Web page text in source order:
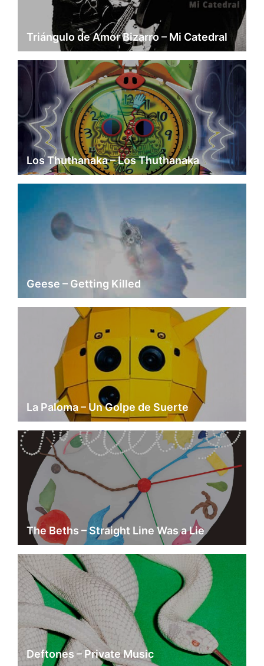
Triángulo de Amor Bizarro – Mi Catedral
Los Thuthanaka – Los Thuthanaka
Geese – Getting Killed
La Paloma – Un Golpe de Suerte
The Beths – Straight Line Was a Lie
Deftones – Private Music